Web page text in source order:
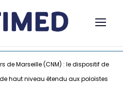
de Marseille (CNM) : le dispositif de
haut niveau étendu aux poloïstes